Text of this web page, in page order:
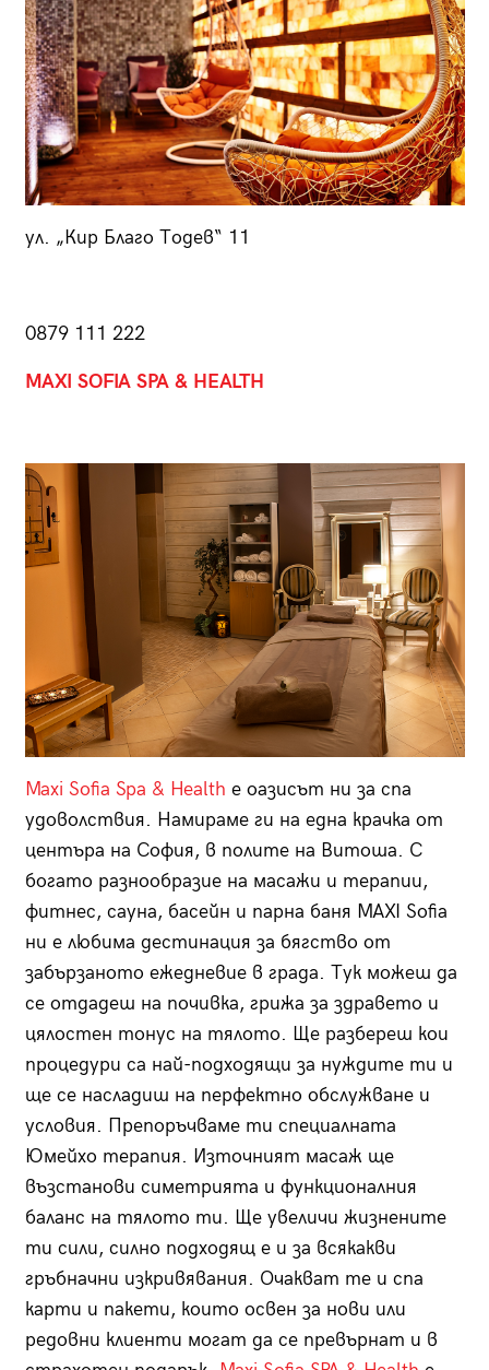
ул. „Кир Благо Тодев“ 11
0879 111 222
MAXI SOFIA SPA & HEALTH
Maxi Sofia Spa & Health е оазисът ни за спа
удоволствия. Намираме ги на една крачка от
центъра на София, в полите на Витоша. С
богато разнообразие на масажи и терапии,
фитнес, сауна, басейн и парна баня MAXI Sofia
ни е любима дестинация за бягство от
забързаното ежедневие в града. Тук можеш да
се отдадеш на почивка, грижа за здравето и
цялостен тонус на тялото. Ще разбереш кои
процедури са най-подходящи за нуждите ти и
ще се насладиш на перфектно обслужване и
условия. Препоръчваме ти специалната
Юмейхо терапия. Източният масаж ще
възстанови симетрията и функционалния
баланс на тялото ти. Ще увеличи жизнените
ти сили, силно подходящ е и за всякакви
гръбначни изкривявания. Очакват те и спа
карти и пакети, които освен за нови или
редовни клиенти могат да се превърнат и в